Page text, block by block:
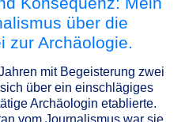
über die
zur Archäologie.
mit Begeisterung zwei
über ein einschlägiges
Archäologin etablierte.
vom Journalismus war sie